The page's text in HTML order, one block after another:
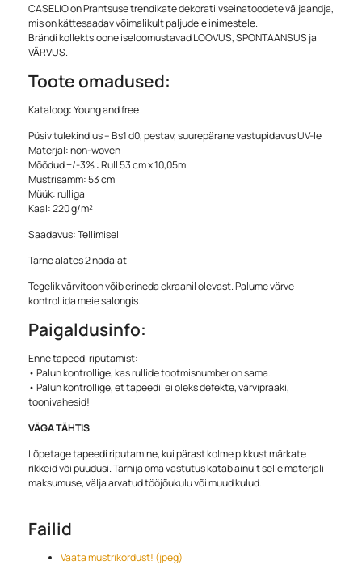
CASELIO on Prantsuse trendikate dekoratiivseinatoodete väljaandja,
mis on kättesaadav võimalikult paljudele inimestele.
Brändi kollektsioone iseloomustavad LOOVUS, SPONTAANSUS ja
VÄRVUS.
Toote omadused:
Kataloog: Young and free
Püsiv tulekindlus – Bs1 d0, pestav, suurepärane vastupidavus UV-le
Materjal: non-woven
Mõõdud +/-3% : Rull 53 cm x 10,05m
Mustrisamm: 53 cm
Müük: rulliga
Kaal: 220 g/m²
Saadavus: Tellimisel
Tarne alates 2 nädalat
Tegelik värvitoon võib erineda ekraanil olevast. Palume värve
kontrollida meie salongis.
Paigaldusinfo:
Enne tapeedi riputamist:
• Palun kontrollige, kas rullide tootmisnumber on sama.
• Palun kontrollige, et tapeedil ei oleks defekte, värvipraaki,
toonivahesid!
VÄGA TÄHTIS
Lõpetage tapeedi riputamine, kui pärast kolme pikkust märkate
rikkeid või puudusi. Tarnija oma vastutus katab ainult selle materjali
maksumuse, välja arvatud tööjõukulu või muud kulud.
Failid
Vaata mustrikordust! (jpeg)